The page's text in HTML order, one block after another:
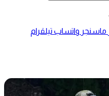
ماسنجر واتساب تيلقرام